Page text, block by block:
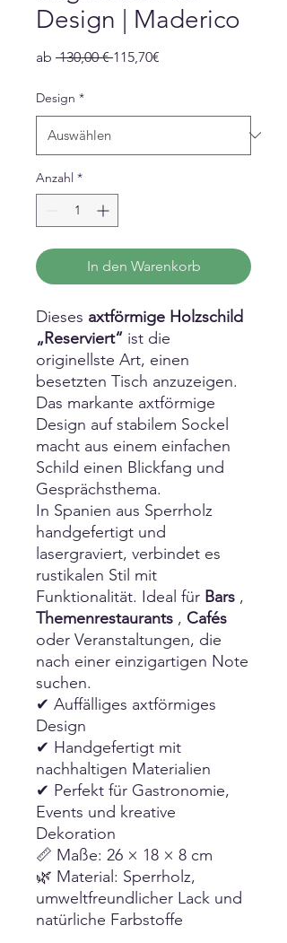
Design | Maderico
ab 130,00 € Standardpreis
115,70€
Design *
Anzahl *
In den Warenkorb
Dieses axtförmige Holzschild
„Reserviert“ ist die
originellste Art, einen
besetzten Tisch anzuzeigen.
Das markante axtförmige
Design auf stabilem Sockel
macht aus einem einfachen
Schild einen Blickfang und
Gesprächsthema.
In Spanien aus Sperrholz
handgefertigt und
lasergraviert, verbindet es
rustikalen Stil mit
Funktionalität. Ideal für Bars ,
Themenrestaurants , Cafés
oder Veranstaltungen, die
nach einer einzigartigen Note
suchen.
✔ Auffälliges axtförmiges
Design
✔ Handgefertigt mit
nachhaltigen Materialien
✔ Perfekt für Gastronomie,
Events und kreative
Dekoration
📏 Maße: 26 × 18 × 8 cm
🌿 Material: Sperrholz,
umweltfreundlicher Lack und
natürliche Farbstoffe